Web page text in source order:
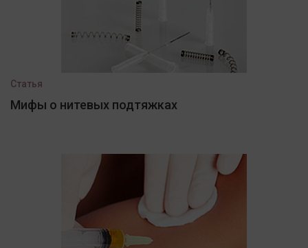
Статья
Мифы о нитевых подтяжках